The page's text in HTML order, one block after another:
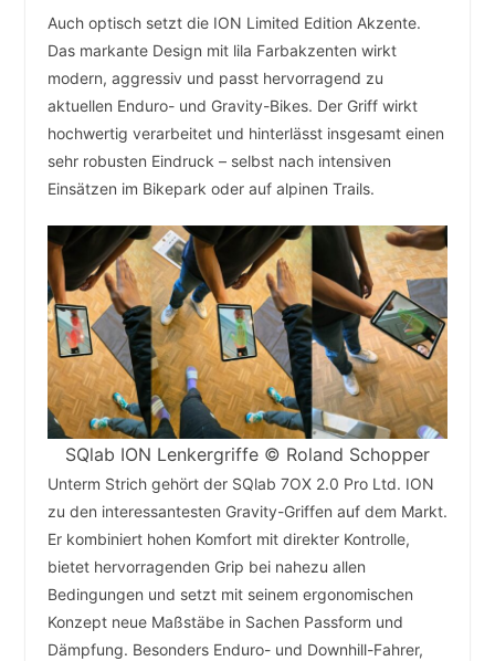
Auch optisch setzt die ION Limited Edition Akzente.
Das markante Design mit lila Farbakzenten wirkt
modern, aggressiv und passt hervorragend zu
aktuellen Enduro- und Gravity-Bikes. Der Griff wirkt
hochwertig verarbeitet und hinterlässt insgesamt einen
sehr robusten Eindruck – selbst nach intensiven
Einsätzen im Bikepark oder auf alpinen Trails.
SQlab ION Lenkergriffe © Roland Schopper
Unterm Strich gehört der SQlab 7OX 2.0 Pro Ltd. ION
zu den interessantesten Gravity-Griffen auf dem Markt.
Er kombiniert hohen Komfort mit direkter Kontrolle,
bietet hervorragenden Grip bei nahezu allen
Bedingungen und setzt mit seinem ergonomischen
Konzept neue Maßstäbe in Sachen Passform und
Dämpfung. Besonders Enduro- und Downhill-Fahrer,